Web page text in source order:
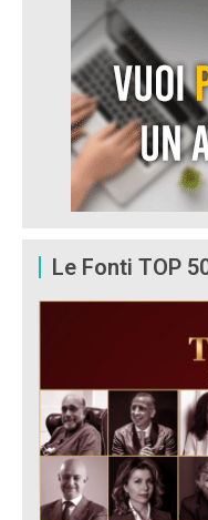
Le Fonti TOP